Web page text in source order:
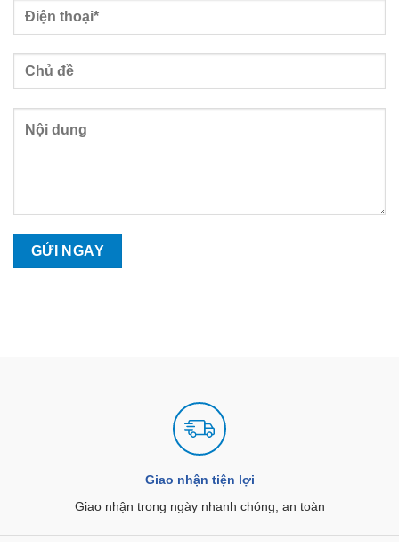
Giao nhận tiện lợi
Giao nhận trong ngày nhanh chóng, an toàn